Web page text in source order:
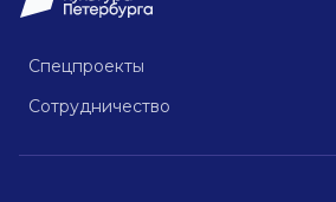
Спецпроекты
Сотрудничество